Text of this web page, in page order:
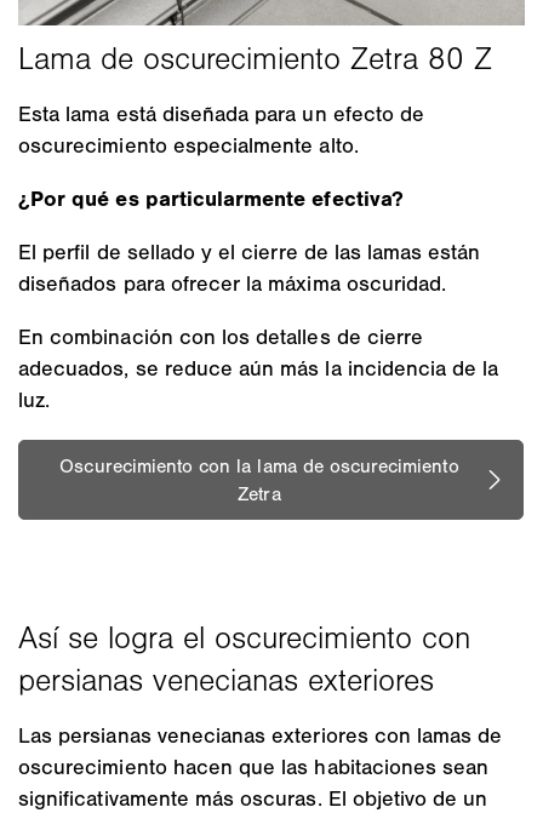
Esta lama está diseñada para un efecto de
oscurecimiento especialmente alto.
¿Por qué es particularmente efectiva?
El perfil de sellado y el cierre de las lamas están
diseñados para ofrecer la máxima oscuridad.
En combinación con los detalles de cierre
adecuados, se reduce aún más la incidencia de la
luz.
Las persianas venecianas exteriores con lamas de
oscurecimiento hacen que las habitaciones sean
significativamente más oscuras. El objetivo de un